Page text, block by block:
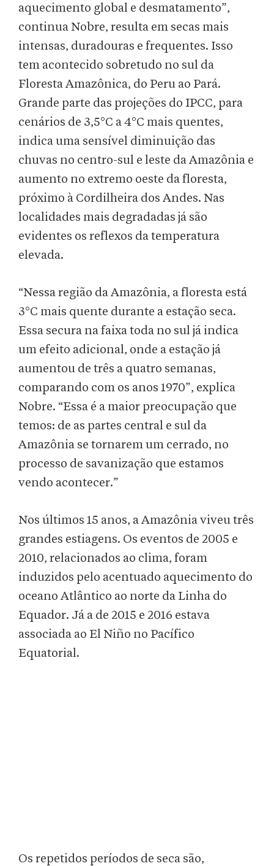
aquecimento global e desmatamento”,
continua Nobre, resulta em secas mais
intensas, duradouras e frequentes. Isso
tem acontecido sobretudo no sul da
Floresta Amazônica, do Peru ao Pará.
Grande parte das projeções do IPCC, para
cenários de 3,5°C a 4°C mais quentes,
indica uma sensível diminuição das
chuvas no centro-sul e leste da Amazônia e
aumento no extremo oeste da floresta,
próximo à Cordilheira dos Andes. Nas
localidades mais degradadas já são
evidentes os reflexos da temperatura
elevada.
“Nessa região da Amazônia, a floresta está
3°C mais quente durante a estação seca.
Essa secura na faixa toda no sul já indica
um efeito adicional, onde a estação já
aumentou de três a quatro semanas,
comparando com os anos 1970”, explica
Nobre. “Essa é a maior preocupação que
temos: de as partes central e sul da
Amazônia se tornarem um cerrado, no
processo de savanização que estamos
vendo acontecer.”
Nos últimos 15 anos, a Amazônia viveu três
grandes estiagens. Os eventos de 2005 e
2010, relacionados ao clima, foram
induzidos pelo acentuado aquecimento do
oceano Atlântico ao norte da Linha do
Equador. Já a de 2015 e 2016 estava
associada ao El Niño no Pacífico
Equatorial.
Os repetidos períodos de seca são,